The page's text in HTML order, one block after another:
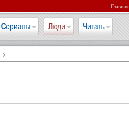
Главная
Сериалы Люди Читать